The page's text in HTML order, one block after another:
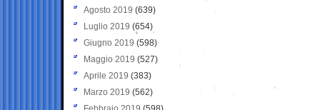
Agosto 2019 (639)
Luglio 2019 (654)
Giugno 2019 (598)
Maggio 2019 (527)
Aprile 2019 (383)
Marzo 2019 (562)